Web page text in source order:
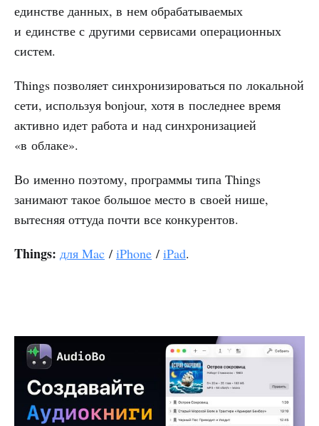
единстве данных, в нем обрабатываемых
и единстве с другими сервисами операционных
систем.
Things позволяет синхронизироваться по локальной
сети, используя bonjour, хотя в последнее время
активно идет работа и над синхронизацией
«в облаке».
Во именно поэтому, программы типа Things
занимают такое большое место в своей нише,
вытесняя оттуда почти все конкурентов.
Things: для Mac / iPhone / iPad.